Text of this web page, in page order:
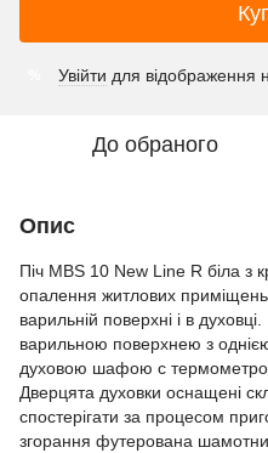
Увійти для відображення
До обраного
Опис
Піч MBS 10 New Line R біла з
опалення житлових приміщень
варильній поверхні і в
варильною поверхнею з
духовою шафою c
Дверцята духовки оснащені
спостерігати за процесом
згорання футерована